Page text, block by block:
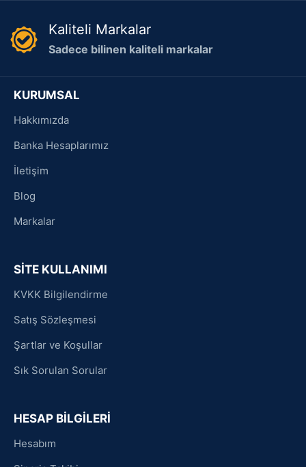
Kaliteli Markalar
Sadece bilinen kaliteli markalar
KURUMSAL
Hakkımızda
Banka Hesaplarımız
İletişim
Blog
Markalar
SİTE KULLANIMI
KVKK Bilgilendirme
Satış Sözleşmesi
Şartlar ve Koşullar
Sık Sorulan Sorular
HESAP BİLGİLERİ
Hesabım